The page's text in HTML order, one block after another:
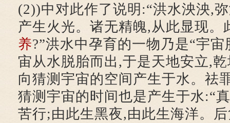
(2))中对此作了说明:“洪水泱泱,
产生火光。诸无精魄,从此显现。
养?”洪水中孕育的一物乃是“宇
宙从水脱胎而出,于是天地安立,
向猜测宇宙的空间产生于水。祛
猜测宇宙的时间也是产生于水:“
苦行;由此生黑夜,由此生海洋。